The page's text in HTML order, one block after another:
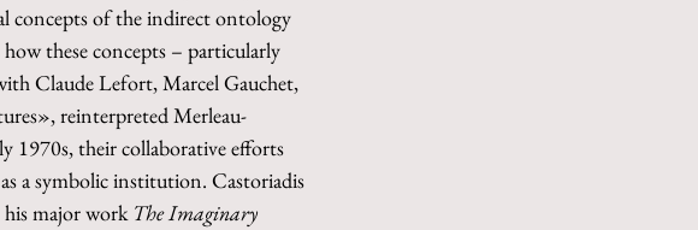
concepts of the indirect ontology
these concepts – particularly
Claude Lefort, Marcel Gauchet,
reinterpreted Merleau-
1970s, their collaborative efforts
a symbolic institution. Castoriadis
major work The Imaginary